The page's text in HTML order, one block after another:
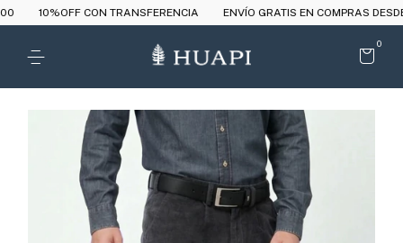
CON TRANSFERENCIA ENVÍO GRATIS EN COMPRAS DESDE
0